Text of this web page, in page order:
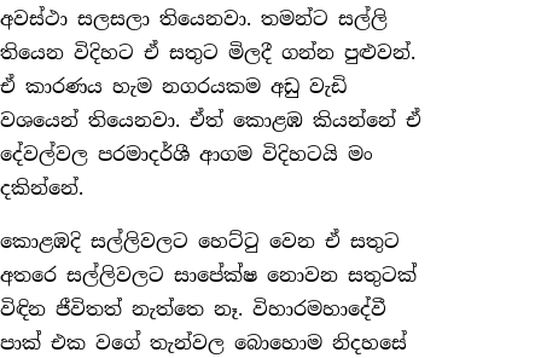
අවස්ථා සලසලා තියෙනවා. තමන්ට සල්ලි
තියෙන විදිහට ඒ සතුට මිලදී ගන්න පුළුවන්.
ඒ කාරණය හැම නගරයකම අඩු වැඩි
වශයෙන් තියෙනවා. ඒත් කොළඹ කියන්නේ ඒ
දේවල්වල පරමාදර්ශී ආගම විදිහටයි මං
දකින්නේ.
කොළඹදි සල්ලිවලට හෙට්ටු වෙන ඒ සතුට
අතරෙ සල්ලිවලට සාපේක්ෂ නොවන සතුටක්
විඳින ජීවිතත් නැත්තෙ නෑ. විහාරමහාදේවී
පාක් එක වගේ තැන්වල බොහොම නිදහසේ